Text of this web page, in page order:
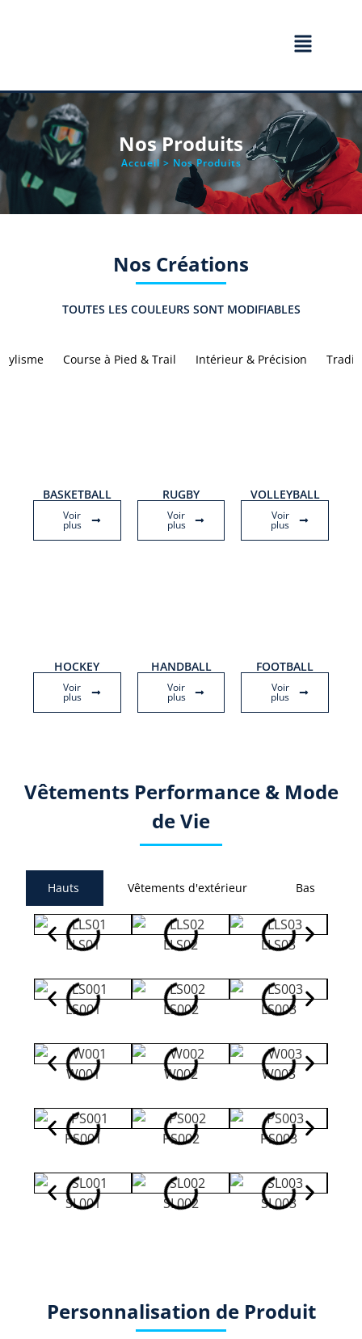
Nos Produits
Accueil > Nos Produits
Nos Créations
TOUTES LES COULEURS SONT MODIFIABLES
Cylisme Course à Pied & Trail Intérieur & Précision
BASKETBALL
Voir
plus
RUGBY
Voir
plus
VOLLEYBALL
Voir
plus
HOCKEY
Voir
plus
HANDBALL
Voir
plus
FOOTBALL
Voir
plus
Vêtements Performance & Mode
de Vie
Hauts Vêtements d'extérieur Bas
LLS01 LLS02 LLS03
LS001 LS002 LS003
W001 W002 W003
PS001 PS002 PS003
SL001 SL002 SL003
Personnalisation de Produit